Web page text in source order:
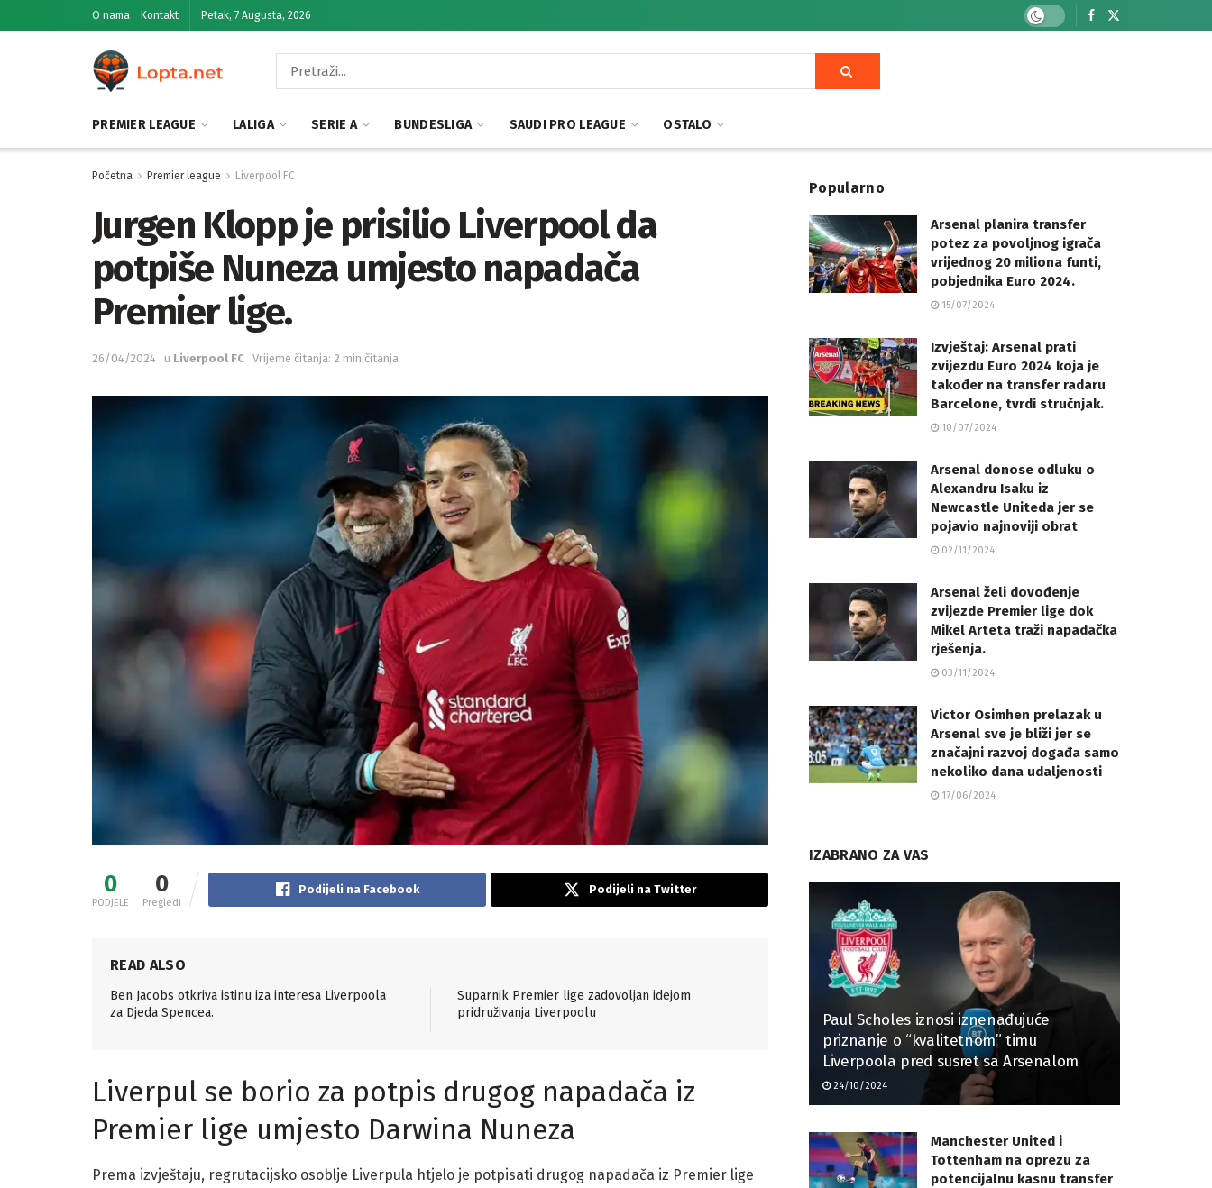
O nama Kontakt Petak, 7 Augusta, 2026
PREMIER LEAGUE LALIGA SERIE A BUNDESLIGA SAUDI PRO LEAGUE OSTALO
Početna Premier league Liverpool FC
Jurgen Klopp je prisilio Liverpool da
potpiše Nuneza umjesto napadača
Premier lige.
26/04/2024 u Liverpool FC Vrijeme čitanja: 2 min čitanja
0
PODJELE
0
Pregledi
Podijeli na Facebook Podijeli na Twitter
READ ALSO
Ben Jacobs otkriva istinu iza interesa Liverpoola
za Djeda Spencea.
Suparnik Premier lige zadovoljan idejom
pridruživanja Liverpoolu
Liverpul se borio za potpis drugog napadača iz
Premier lige umjesto Darwina Nuneza
Prema izvještaju, regrutacijsko osoblje Liverpula htjelo je potpisati drugog napadača iz Premier lige
Popularno
Arsenal planira transfer
potez za povoljnog igrača
vrijednog 20 miliona funti,
pobjednika Euro 2024.
15/07/2024
Izvještaj: Arsenal prati
zvijezdu Euro 2024 koja je
također na transfer radaru
Barcelone, tvrdi stručnjak.
10/07/2024
Arsenal donose odluku o
Alexandru Isaku iz
Newcastle Uniteda jer se
pojavio najnoviji obrat
02/11/2024
Arsenal želi dovođenje
zvijezde Premier lige dok
Mikel Arteta traži napadačka
rješenja.
03/11/2024
Victor Osimhen prelazak u
Arsenal sve je bliži jer se
značajni razvoj događa samo
nekoliko dana udaljenosti
17/06/2024
IZABRANO ZA VAS
Paul Scholes iznosi iznenađujuće
priznanje o “kvalitetnom” timu
Liverpoola pred susret sa Arsenalom
24/10/2024
Manchester United i
Tottenham na oprezu za
potencijalnu kasnu transfer